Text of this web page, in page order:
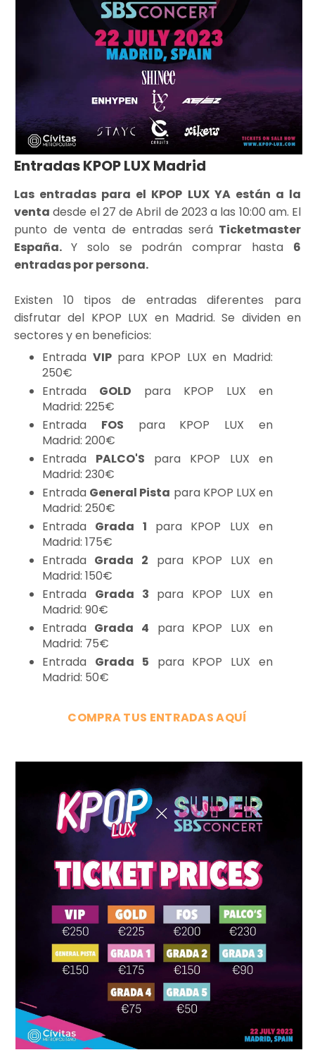
Entradas KPOP LUX Madrid
Las entradas para el KPOP LUX YA están a la
venta desde el 27 de Abril de 2023 a las 10:00 am. El
punto de venta de entradas será Ticketmaster
España. Y solo se podrán comprar hasta 6
entradas por persona.
Existen 10 tipos de entradas diferentes para
disfrutar del KPOP LUX en Madrid. Se dividen en
sectores y en beneficios:
Entrada VIPpara KPOP LUX en Madrid:
250€
Entrada GOLD para KPOP LUX en
Madrid: 225€
Entrada FOS para KPOP LUX en
Madrid: 200€
Entrada PALCO'S para KPOP LUX en
Madrid: 230€
Entrada General Pista para KPOP LUX en
Madrid: 250€
Entrada Grada 1 para KPOP LUX en
Madrid: 175€
Entrada Grada 2 para KPOP LUX en
Madrid: 150€
Entrada Grada 3 para KPOP LUX en
Madrid: 90€
Entrada Grada 4 para KPOP LUX en
Madrid: 75€
Entrada Grada 5 para KPOP LUX en
Madrid: 50€
COMPRA TUS ENTRADAS AQUÍ